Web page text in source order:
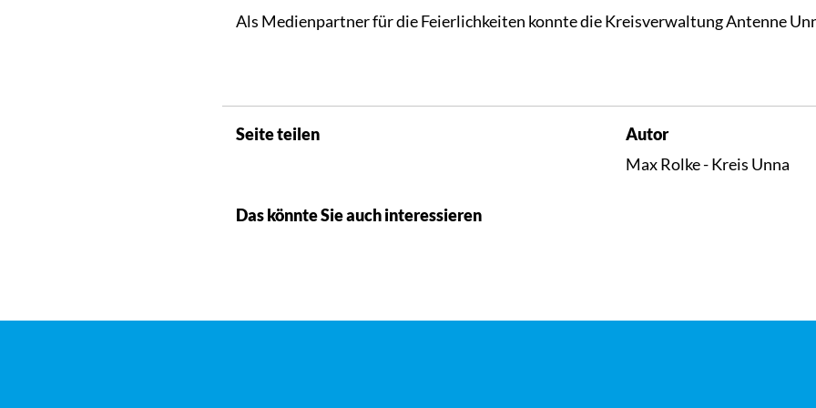
Als Medienpartner für die Feierlichkeiten konnte die Kreisverwaltung Antenne
Seite teilen
Autor
Max Rolke - Kreis Unna
Das könnte Sie auch interessieren